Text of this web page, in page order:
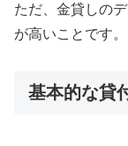
ただ、金貸しの
が高いことです。
基本的な貸